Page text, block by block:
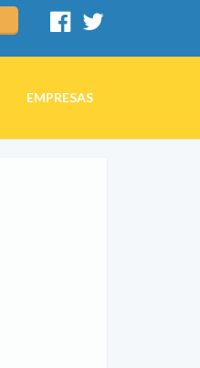
Facebook
EMPRESAS